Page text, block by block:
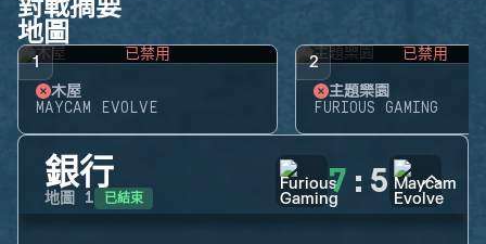
地圖
1 已禁用
木屋
MAYCAM EVOLVE
2 已禁用
主題樂園
FURIOUS GAMING
銀行
地圖 1 已結束 7 : 5